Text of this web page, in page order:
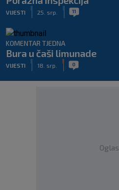
VIJESTI 25. srp. 11
KOMENTAR TJEDNA
Bura u čaši limunade
VIJESTI 18. srp. 0
Oglas